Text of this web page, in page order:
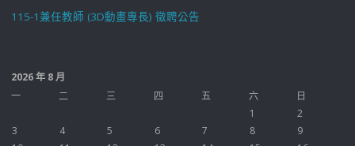
115-1兼任教師 (3D動畫專長) 徵聘公告
2026 年 8 月
一
二 三 四 五 六
日
1
2
3
4 5 6 7 8
9